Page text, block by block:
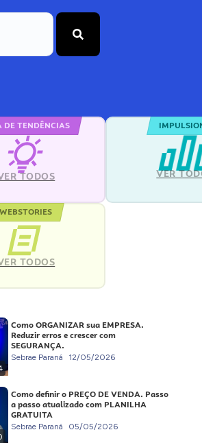
DE TENDÊNCIAS
TODOS VER
WEBSTORIES
TODOS
Como ORGANIZAR sua EMPRESA.
Reduzir erros e crescer com
SEGURANÇA.
Sebrae Paraná 12/05/2026
Como definir o PREÇO DE VENDA. Passo
a passo atualizado com PLANILHA
GRATUITA
Sebrae Paraná 05/05/2026